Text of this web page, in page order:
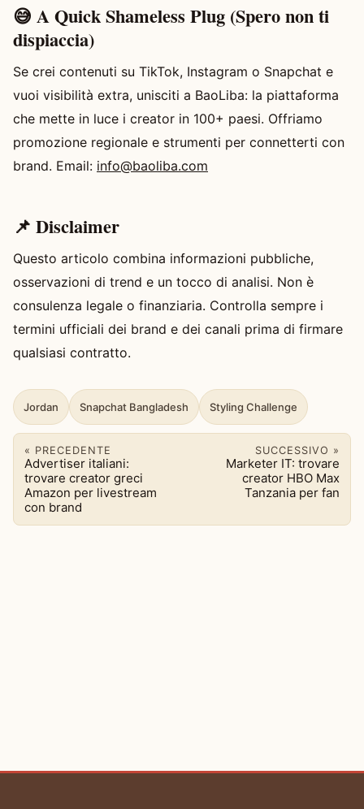
😅 A Quick Shameless Plug (Spero non ti
dispiaccia)
Se crei contenuti su TikTok, Instagram o Snapchat e
vuoi visibilità extra, unisciti a BaoLiba: la piattaforma
che mette in luce i creator in 100+ paesi. Offriamo
promozione regionale e strumenti per connetterti con
brand. Email: info@baoliba.com
📌 Disclaimer
Questo articolo combina informazioni pubbliche,
osservazioni di trend e un tocco di analisi. Non è
consulenza legale o finanziaria. Controlla sempre i
termini ufficiali dei brand e dei canali prima di firmare
qualsiasi contratto.
Jordan Snapchat Bangladesh Styling Challenge
« PRECEDENTE
Advertiser italiani:
trovare creator greci
Amazon per livestream
con brand
SUCCESSIVO »
Marketer IT: trovare
creator HBO Max
Tanzania per fan